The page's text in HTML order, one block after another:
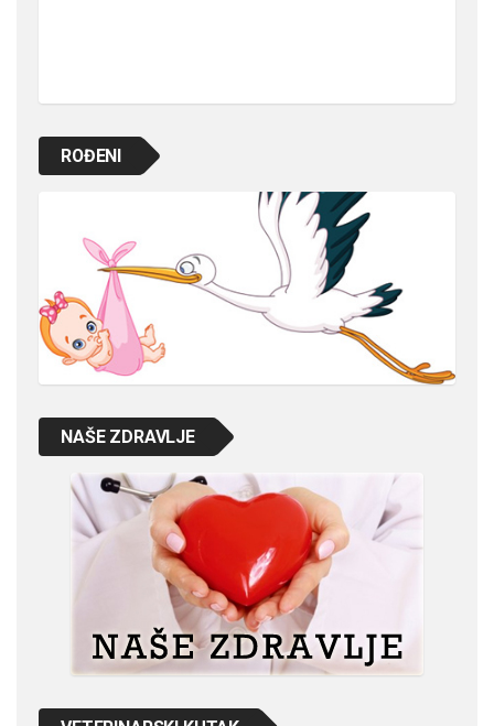
ROĐENI
NAŠE ZDRAVLJE